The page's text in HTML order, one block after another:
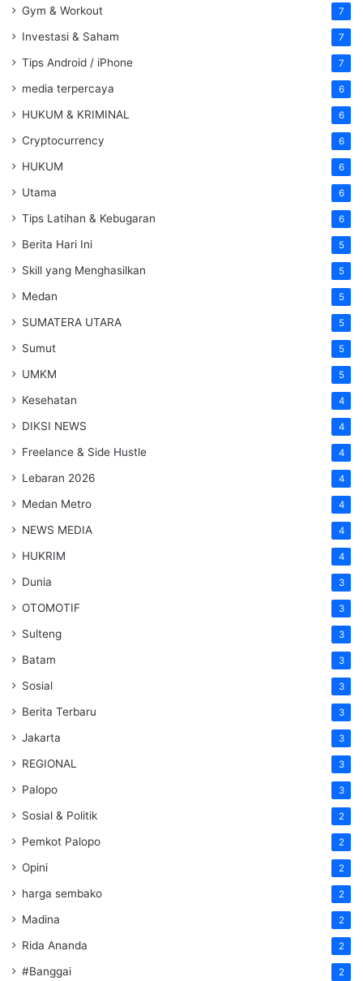
Gym & Workout 7
Investasi & Saham 7
Tips Android / iPhone 7
media terpercaya 6
HUKUM & KRIMINAL 6
Cryptocurrency 6
HUKUM 6
Utama 6
Tips Latihan & Kebugaran 6
Berita Hari Ini 5
Skill yang Menghasilkan 5
Medan 5
SUMATERA UTARA 5
Sumut 5
UMKM 5
Kesehatan 4
DIKSI NEWS 4
Freelance & Side Hustle 4
Lebaran 2026 4
Medan Metro 4
NEWS MEDIA 4
HUKRIM 4
Dunia 3
OTOMOTIF 3
Sulteng 3
Batam 3
Sosial 3
Berita Terbaru 3
Jakarta 3
REGIONAL 3
Palopo 3
Sosial & Politik 2
Pemkot Palopo 2
Opini 2
harga sembako 2
Madina 2
Rida Ananda 2
#Banggai 2